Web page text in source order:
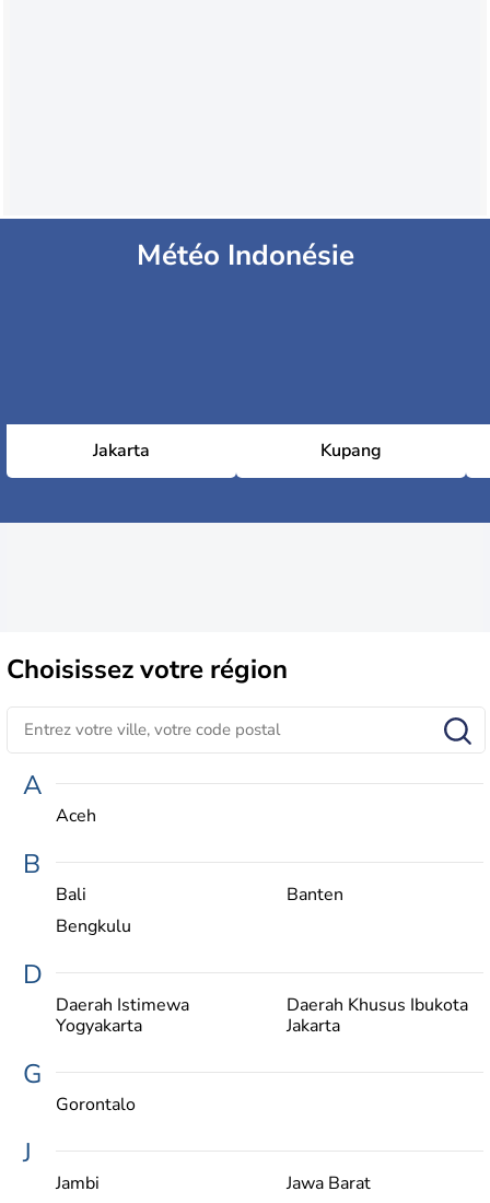
Météo Indonésie
Jakarta Kupang
Choisissezvotre région
A
Aceh
B
Bali
Banten
Bengkulu
D
Daerah Istimewa
Yogyakarta
Daerah Khusus Ibukota
Jakarta
G
Gorontalo
J
Jambi
Jawa Barat